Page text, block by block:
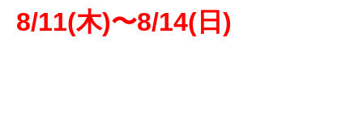
8/11(木)〜8/14(日)